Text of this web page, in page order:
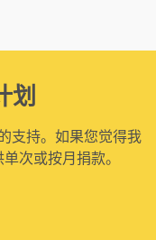
划
支持。如果您觉得我
次或按月捐款。